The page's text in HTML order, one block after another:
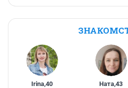
Irina,40 Ната,43